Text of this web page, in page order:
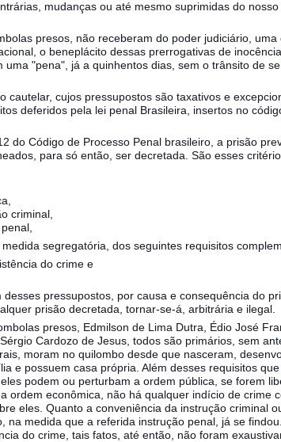
mudanças ou até mesmo suprimidas do nosso
presos, não receberam do poder judiciário, uma
o beneplácito dessas prerrogativas de inocência
uma "pena", já a quinhentos dias, sem o trânsito de
cautelar, cujos pressupostos são taxativos e
deferidos pela lei penal Brasileira, insertos no
do Código de Processo Penal brasileiro, a prisão
para só então, ser decretada. São esses
criminal,
segregatória, dos seguintes requisitos
do crime e
pressupostos, por causa e consequência do
prisão decretada, tornar-se-á, arbitrária e ilegal.
presos, Edmilson de Lima Dutra, Édio José
Cardozo de Jesus, todos são primários, sem
moram no quilombo desde que nasceram,
e possuem casa própria. Além desses requisitos
podem ou perturbam a ordem pública, se forem
ordem econômica, não há qualquer indício de crime
eles. Quanto a conveniência da instrução criminal
na medida que a referida instrução penal, já se
do crime, tais fatos, até então, não foram